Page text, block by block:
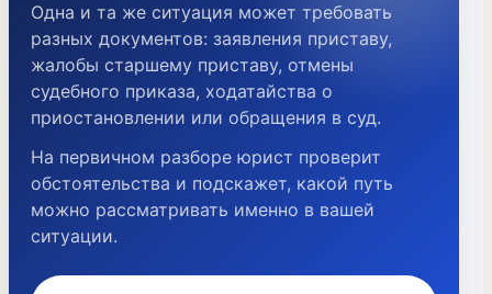
Одна и та же ситуация может требовать
разных документов: заявления приставу,
жалобы старшему приставу, отмены
судебного приказа, ходатайства о
приостановлении или обращения в суд.
На первичном разборе юрист проверит
обстоятельства и подскажет, какой путь
можно рассматривать именно в вашей
ситуации.